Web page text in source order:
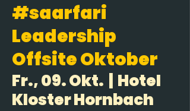
#saarfari
Leadership
Offsite Oktober
Fr., 09. Okt.
Hotel
Kloster Hornbach